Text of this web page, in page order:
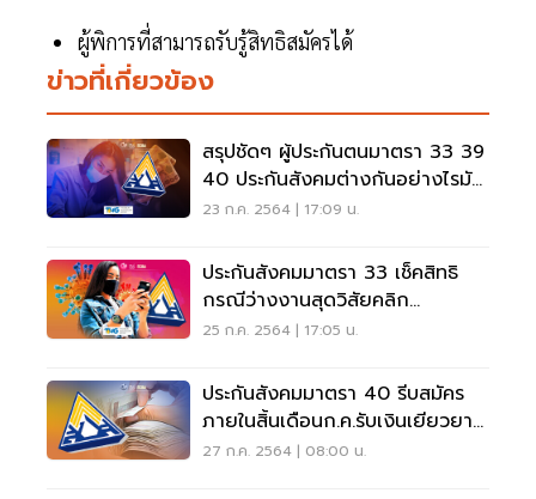
ผู้พิการที่สามารถรับรู้สิทธิสมัครได้
ข่าวที่เกี่ยวข้อง
สรุปชัดๆ ผู้ประกันตนมาตรา 33 39
40 ประกันสังคมต่างกันอย่างไรมัด
รวมจบที่นี่
23 ก.ค. 2564 | 17:09 น.
ประกันสังคมมาตรา 33 เช็คสิทธิ
กรณีว่างงานสุดวิสัยคลิก
Mpui.doe.go.th ด่วน
25 ก.ค. 2564 | 17:05 น.
ประกันสังคมมาตรา 40 รีบสมัคร
ภายในสิ้นเดือนก.ค.รับเงินเยียวยา
ล่าสุด 5,000
27 ก.ค. 2564 | 08:00 น.